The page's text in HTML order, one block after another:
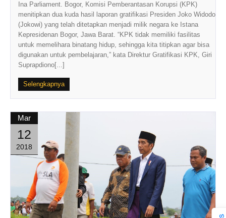
Ina Parliament. Bogor, Komisi Pemberantasan Korupsi (KPK)
menitipkan dua kuda hasil laporan gratifikasi Presiden Joko Widodo
(Jokowi) yang telah ditetapkan menjadi milik negara ke Istana
Kepresidenan Bogor, Jawa Barat. “KPK tidak memiliki fasilitas
untuk memelihara binatang hidup, sehingga kita titipkan agar bisa
digunakan untuk pembelajaran,” kata Direktur Gratifikasi KPK, Giri
Suprapdiono[...]
Selengkapnya
Mar
12
2018